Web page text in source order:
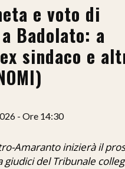
e voto di
Badolato: a
sindaco e
- Ore 14:30
Amaranto inizierà il
giudici del Tribunale